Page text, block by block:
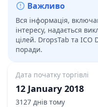
Важливо
Вся інформація,
інтересу, надається
цілей. DropsTab та ICO
поради.
Дата початку торгівлі
12 January 2018
3127 днів тому